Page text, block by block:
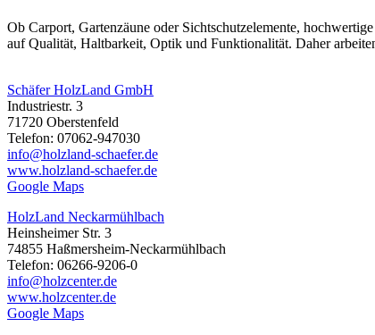
Ob Carport, Gartenzäune oder Sichtschutzelemente,
auf Qualität, Haltbarkeit, Optik und Funktionalität. Daher
Schäfer HolzLand GmbH
Industriestr. 3
71720 Oberstenfeld
Telefon: 07062-947030
info@holzland-schaefer.de
www.holzland-schaefer.de
Google Maps
HolzLand Neckarmühlbach
Heinsheimer Str. 3
74855 Haßmersheim-Neckarmühlbach
Telefon: 06266-9206-0
info@holzcenter.de
www.holzcenter.de
Google Maps